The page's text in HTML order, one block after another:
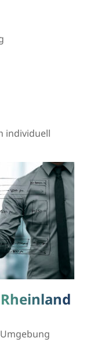
individuell